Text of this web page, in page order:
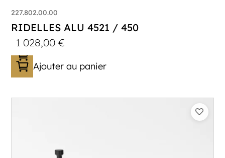
227.802.00.00
RIDELLES ALU 4521 / 450
1 028,00€
Ajouter au panier